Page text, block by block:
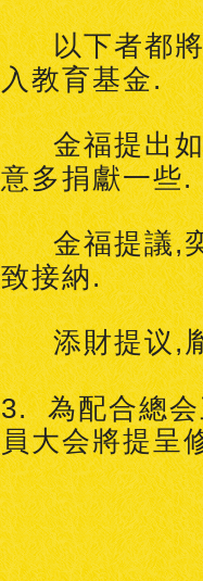
以下者都
入教育基金.
金福提出
意多捐獻一些.
金福提議,
致接納.
添財提议,
3. 為配合總会
員大会將提呈